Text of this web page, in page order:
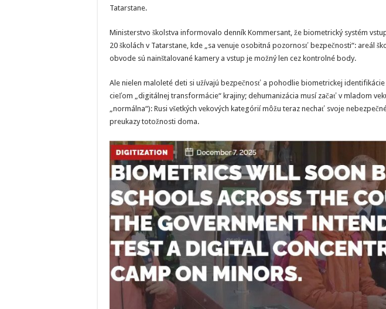
Tatarstane.
Ministerstvo školstva informovalo denník Kommersant, že biometrický systém
20 školách v Tatarstane, kde „sa venuje osobitná pozornosť bezpečnosti“: areál
obvode sú nainštalované kamery a vstup je možný len cez kontrolné body.
Ale nielen maloleté deti si užívajú bezpečnosť a pohodlie biometrickej identifikácie
cieľom „digitálnej transformácie“ krajiny; dehumanizácia musí začať v mladom
„normálna“): Rusi všetkých vekových kategórií môžu teraz nechať svoje
preukazy totožnosti doma.